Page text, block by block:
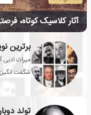
آثار کلاسیک کوتاه،
برترین
میراث ادبی
شگفت
تولد